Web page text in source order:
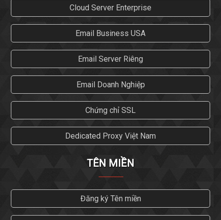
Cloud Server Enterprise
Email Business USA
Email Server Riêng
Email Doanh Nghiệp
Chứng chỉ SSL
Dedicated Proxy Việt Nam
TÊN MIỀN
Đăng ký Tên miền